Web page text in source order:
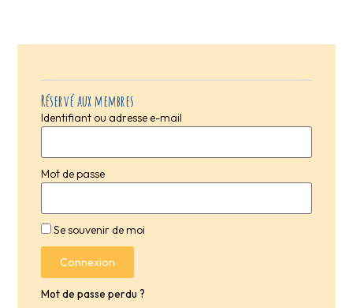
Réservé aux membres
Identifiant ou adresse e-mail
Mot de passe
Se souvenir de moi
Connexion
Mot de passe perdu ?